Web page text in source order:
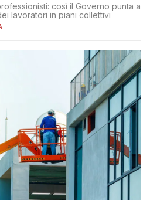
così il Governo punta a
lavoratori in piani collettivi